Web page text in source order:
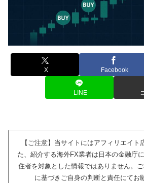
X Facebook
LINE
【ご注意】当サイトにはアフィリエイト
た、紹介する海外FX業者は日本の金融庁
住者を対象とした情報ではありません。
に基づきご自身の判断と責任にてお